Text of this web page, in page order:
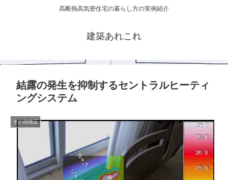
高断熱高気密住宅の暮らし方の実例紹介
建築あれこれ
結露の発生を抑制するセントラルヒーティ
ングシステム
その他検証